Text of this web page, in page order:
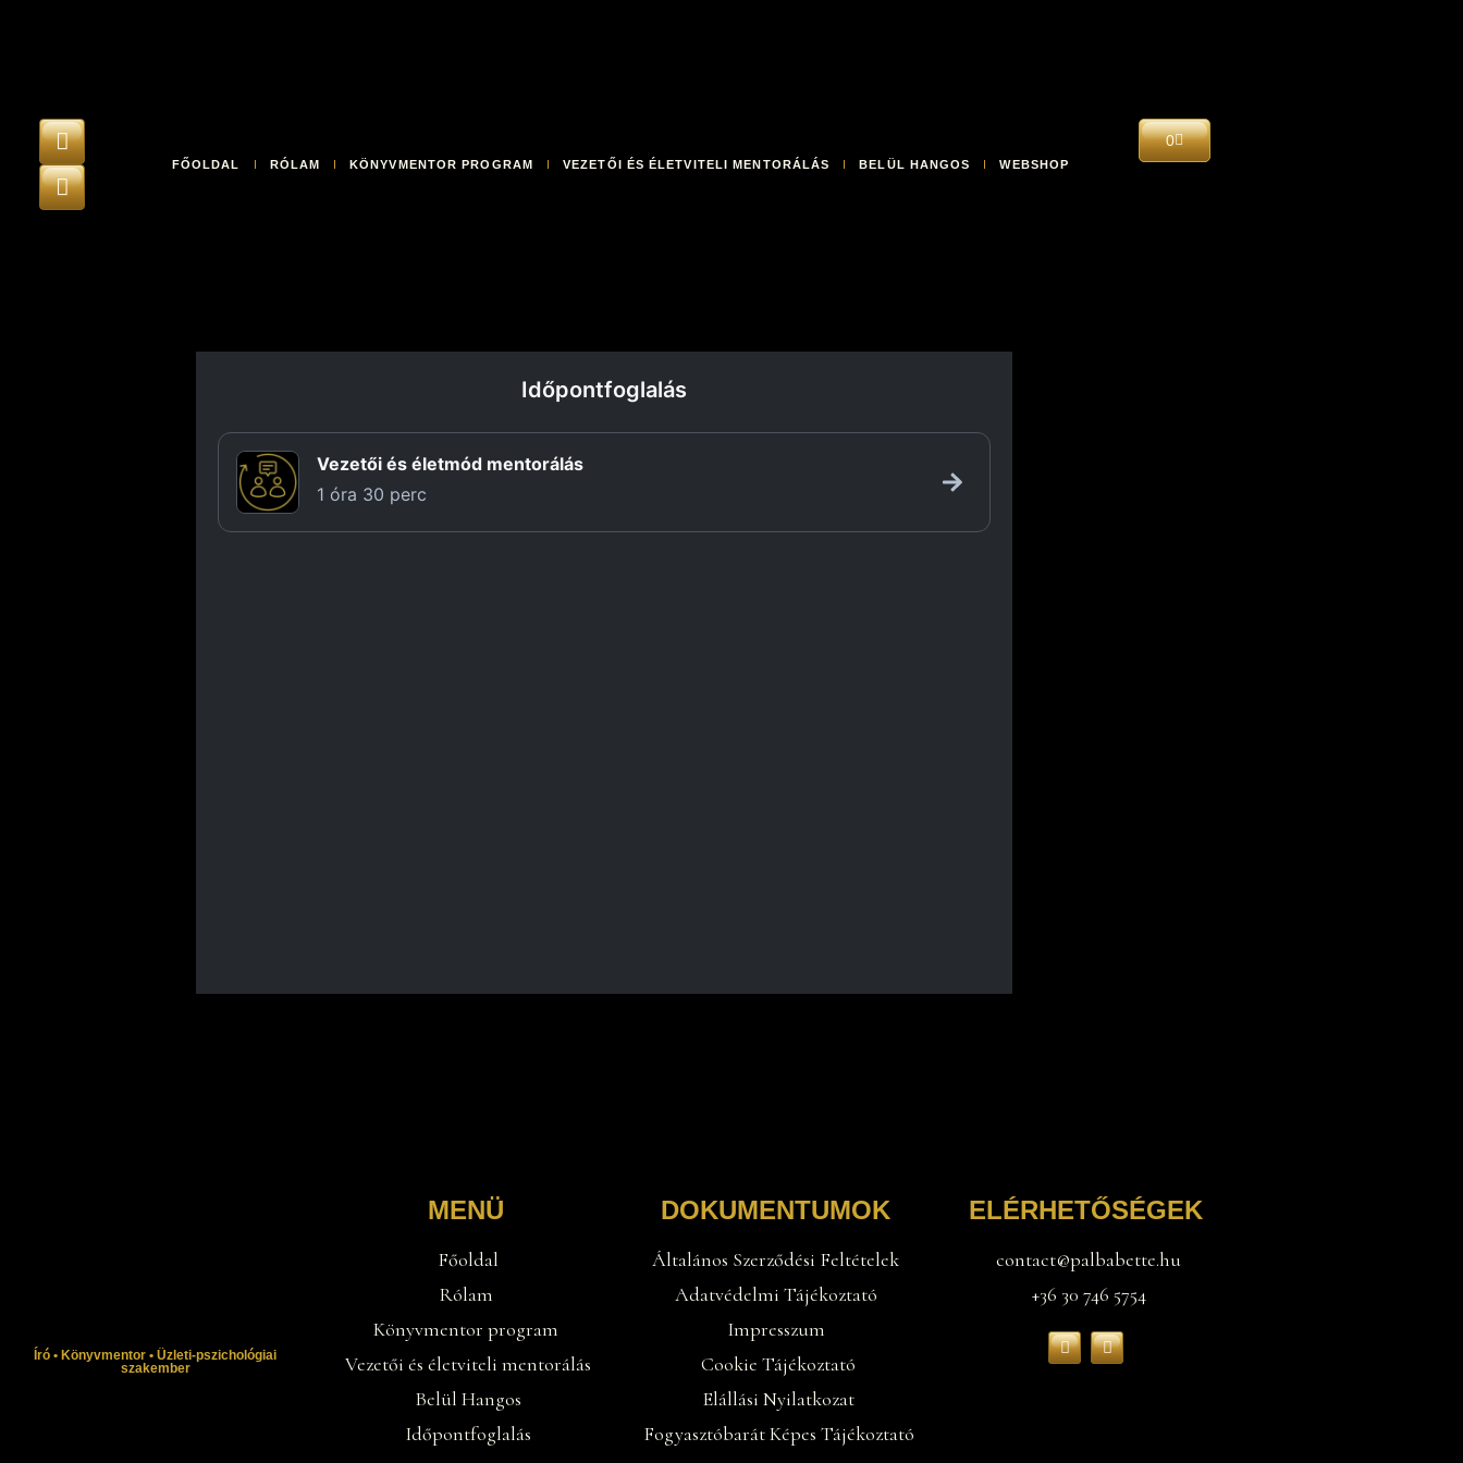
FŐOLDAL RÓLAM KÖNYVMENTOR PROGRAM VEZETŐI ÉS ÉLETVITELI MENTORÁLÁS BELÜL HANGOS WEBSHOP
0
Író • Könyvmentor • Üzleti-pszichológiai
szakember
MENÜ
Főoldal
Rólam
Könyvmentor program
Vezetői és életviteli mentorálás
Belül Hangos
Időpontfoglalás
DOKUMENTUMOK
Általános Szerződési Feltételek
Adatvédelmi Tájékoztató
Impresszum
Cookie Tájékoztató
Elállási Nyilatkozat
Fogyasztóbarát Képes Tájékoztató
ELÉRHETŐSÉGEK
contact@palbabette.hu
+36 30 746 5754